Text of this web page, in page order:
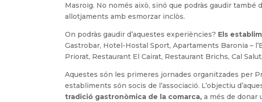
Masroig. No només això, sinó que podràs gaudir
allotjaments amb esmorzar inclòs.
On podràs gaudir d’aquestes experiències? Els
Gastrobar, Hotel-Hostal Sport, Apartaments Baronia –
Priorat, Restaurant El Cairat, Restaurant Brichs, Cal
Aquestes són les primeres jornades organitzades per
establiments són socis de l’associació. L’objectiu
tradició gastronòmica de la comarca, a més de donar